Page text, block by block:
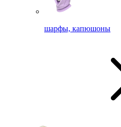
шарфы, капюшоны